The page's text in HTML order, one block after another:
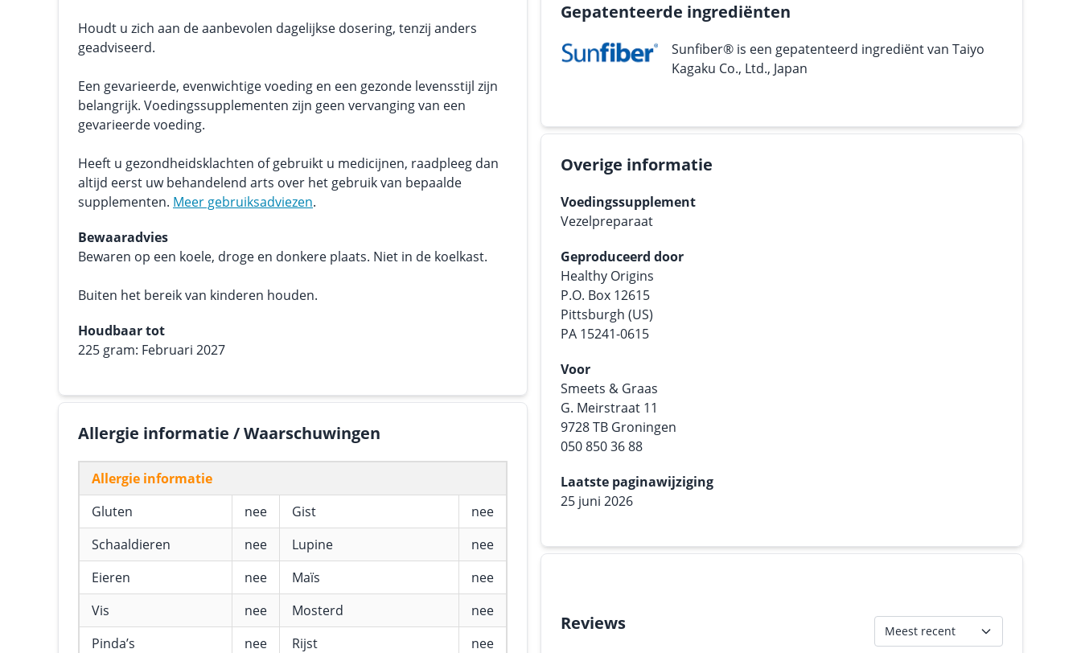
Houdt u zich aan de aanbevolen dagelijkse dosering, tenzij anders
geadviseerd.
Een gevarieerde, evenwichtige voeding en een gezonde levensstijl zijn
belangrijk. Voedingssupplementen zijn geen vervanging van een
gevarieerde voeding.
Heeft u gezondheidsklachten of gebruikt u medicijnen, raadpleeg dan
altijd eerst uw behandelend arts over het gebruik van bepaalde
supplementen. Meer gebruiksadviezen.
Bewaaradvies
Bewaren op een koele, droge en donkere plaats. Niet in de koelkast.
Buiten het bereik van kinderen houden.
Houdbaar tot
225 gram: Februari 2027
Allergie informatie / Waarschuwingen
Allergie informatie
Gluten
nee Gist
nee
Schaaldieren
nee Lupine
nee
Eieren
nee Maïs
nee
Vis
nee Mosterd
nee
Pinda’s
nee Rijst
nee
Gepatenteerde ingrediënten
Sunfiber® is een gepatenteerd ingrediënt van Taiyo
Kagaku Co., Ltd., Japan
Overige informatie
Voedingssupplement
Vezelpreparaat
Geproduceerd door
Healthy Origins
P.O. Box 12615
Pittsburgh (US)
PA 15241-0615
Voor
Smeets & Graas
G. Meirstraat 11
9728 TB Groningen
050 850 36 88
Laatste paginawijziging
25 juni 2026
Reviews Meest recent